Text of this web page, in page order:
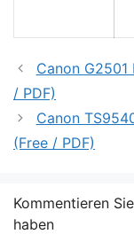
Canon
/ PDF)
Canon
(Free / PDF)
Kommentieren
haben